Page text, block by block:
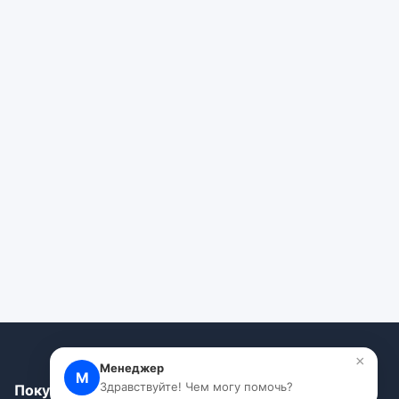
Покупателям
М
Менеджер
Здравствуйте! Чем могу помочь?
×